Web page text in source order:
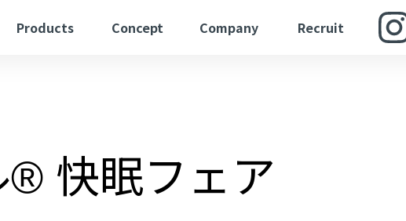
Products Concept Company Recruit
快眠フェア